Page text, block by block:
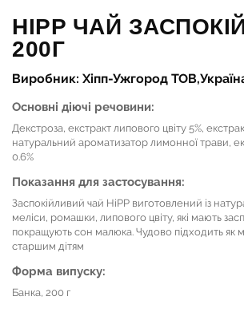
HIPP ЧАЙ
200Г
Виробник: Хіпп-Ужгород
Основні діючі речовини:
Декстроза, екстракт липового цвіту 5%,
натуральний ароматизатор лимонної трави,
0.6%
Показання для застосування:
Заспокійливий чай HiPP виготовлений із
меліси, ромашки, липового цвіту, які мають
покращують сон малюка. Чудово підходить як
старшим дітям
Форма випуску:
Банка, 200 г